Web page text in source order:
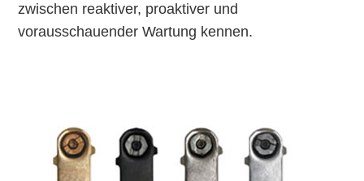
zwischen reaktiver, proaktiver und
vorausschauender Wartung kennen.